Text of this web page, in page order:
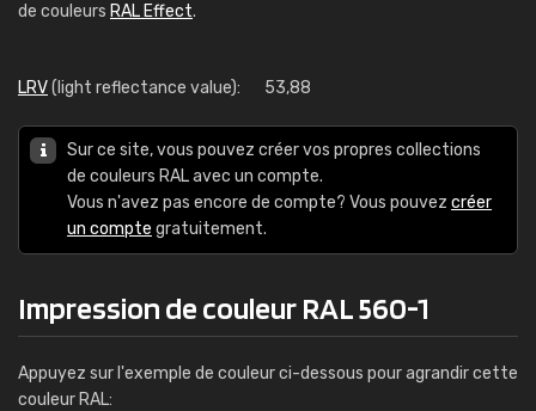
de couleurs RAL Effect.
LRV(light reflectance value): 53,88
Sur ce site, vous pouvez créer vos propres collections
de couleurs RAL avec un compte.
Vous n'avez pas encore de compte? Vous pouvez créer
un compte gratuitement.
Impression de couleur RAL 560-1
Appuyez sur l'exemple de couleur ci-dessous pour agrandir cette
couleur RAL: